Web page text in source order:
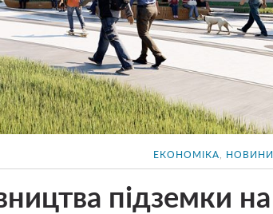
ЕКОНОМІКА НОВИНИ
підземки на